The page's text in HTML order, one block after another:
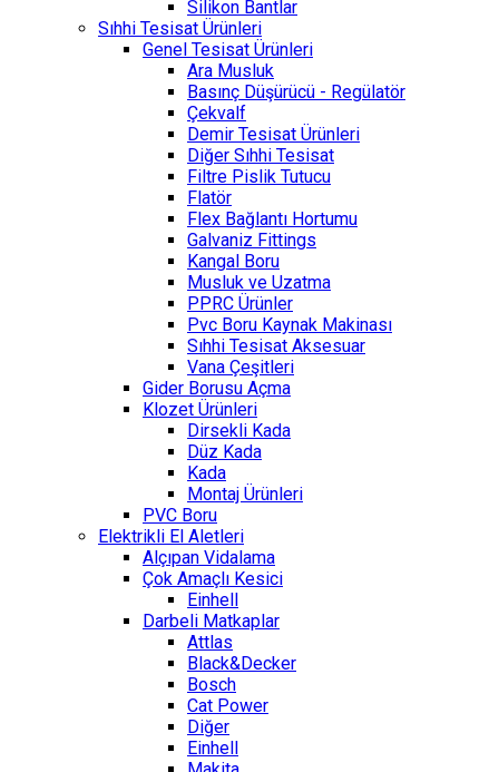
Silikon Bantlar
Sıhhi Tesisat Ürünleri
Genel Tesisat Ürünleri
Ara Musluk
Basınç Düşürücü - Regülatör
Çekvalf
Demir Tesisat Ürünleri
Diğer Sıhhi Tesisat
Filtre Pislik Tutucu
Flatör
Flex Bağlantı Hortumu
Galvaniz Fittings
Kangal Boru
Musluk ve Uzatma
PPRC Ürünler
Pvc Boru Kaynak Makinası
Sıhhi Tesisat Aksesuar
Vana Çeşitleri
Gider Borusu Açma
Klozet Ürünleri
Dirsekli Kada
Düz Kada
Kada
Montaj Ürünleri
PVC Boru
Elektrikli El Aletleri
Alçıpan Vidalama
Çok Amaçlı Kesici
Einhell
Darbeli Matkaplar
Attlas
Black&Decker
Bosch
Cat Power
Diğer
Einhell